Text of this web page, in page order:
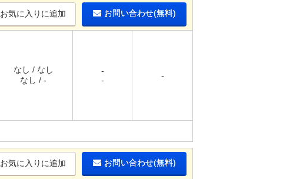
お気に入りに追加 お問い合わせ(無料)
なし / なし
なし / -
-
-
-
お気に入りに追加 お問い合わせ(無料)